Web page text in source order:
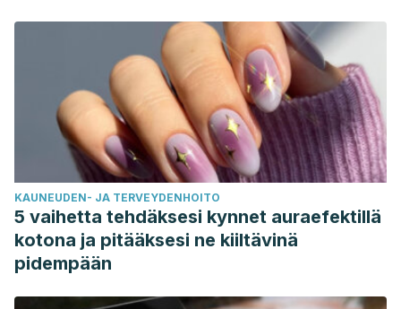
KAUNEUDEN- JA TERVEYDENHOITO
5 vaihetta tehdäksesi kynnet auraefektillä
kotona ja pitääksesi ne kiiltävinä
pidempään